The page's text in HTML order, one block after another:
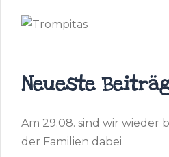
Neueste
Am 29.08. sind wir wieder
der Familien dabei